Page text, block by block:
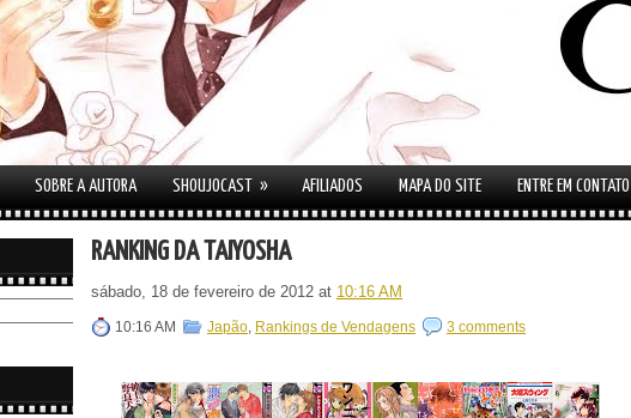
SOBRE A AUTORA SHOUJOCAST » AFILIADOS MAPA DO SITE ENTRE EM CONTATO
RANKING DA TAIYOSHA
sábado, 18 de fevereiro de 2012 at 10:16 AM
10:16 AM Japão, Rankings de Vendagens 3 comments